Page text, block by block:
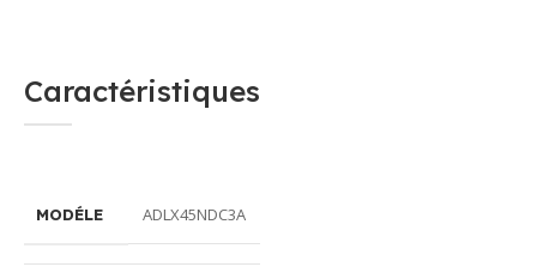
Caractéristiques
MODÉLE ADLX45NDC3A